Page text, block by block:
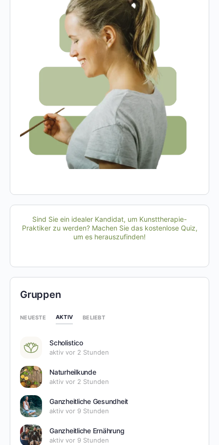
Sind Sie ein idealer Kandidat, um Kunsttherapie-
Praktiker zu werden? Machen Sie das kostenlose Quiz,
um es herauszufinden!
Gruppen
NEUESTE AKTIV BELIEBT
Scholistico
aktiv vor 2 Stunden
Naturheilkunde
aktiv vor 2 Stunden
Ganzheitliche Gesundheit
aktiv vor 9 Stunden
Ganzheitliche Ernährung
aktiv vor 9 Stunden